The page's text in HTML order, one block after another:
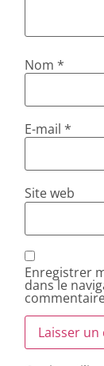
Nom*
E-mail*
Site web
Enregistrer
dans le